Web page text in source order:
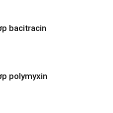
bacitracin
polymyxin